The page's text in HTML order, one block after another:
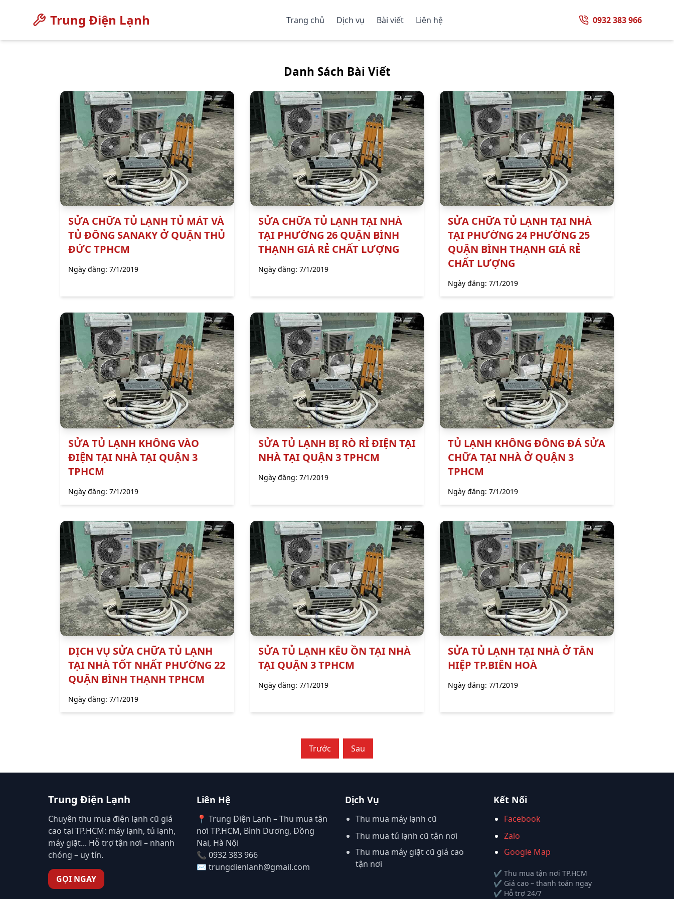
Trung Điện Lạnh Trang chủ Dịch vụ Bài viết Liên hệ 0932 383 966
Danh Sách Bài Viết
SỬA CHỮA TỦ LẠNH TỦ MÁT VÀ
TỦ ĐÔNG SANAKY Ở QUẬN THỦ
ĐỨC TPHCM
Ngày đăng: 7/1/2019
SỬA CHỮA TỦ LẠNH TẠI NHÀ
TẠI PHƯỜNG 26 QUẬN BÌNH
THẠNH GIÁ RẺ CHẤT LƯỢNG
Ngày đăng: 7/1/2019
SỬA CHỮA TỦ LẠNH TẠI NHÀ
TẠI PHƯỜNG 24 PHƯỜNG 25
QUẬN BÌNH THẠNH GIÁ RẺ
CHẤT LƯỢNG
Ngày đăng:7/1/2019
SỬA TỦ LẠNH KHÔNG VÀO
ĐIỆN TẠI NHÀ TẠI QUẬN 3
TPHCM
Ngày đăng: 7/1/2019
SỬA TỦ LẠNH BỊ RÒ RỈ ĐIỆN TẠI
NHÀ TẠI QUẬN 3 TPHCM
Ngày đăng: 7/1/2019
TỦ LẠNH KHÔNG ĐÔNG ĐÁ SỬA
CHỮA TẠI NHÀ Ở QUẬN 3
TPHCM
Ngày đăng:7/1/2019
DỊCH VỤ SỬA CHỮA TỦ LẠNH
TẠI NHÀ TỐT NHẤT PHƯỜNG 22
QUẬN BÌNH THẠNH TPHCM
Ngày đăng: 7/1/2019
SỬA TỦ LẠNH KÊU ỒN TẠI NHÀ
TẠI QUẬN 3 TPHCM
Ngày đăng: 7/1/2019
SỬA TỦ LẠNH TẠI NHÀ Ở TÂN
HIỆP TP.BIÊN HOÀ
Ngày đăng:7/1/2019
Trước Sau
Trung Điện Lạnh
Chuyên thu mua điện lạnh cũ giá
cao tại TP.HCM: máy lạnh, tủ lạnh,
máy giặt... Hỗ trợ tận nơi – nhanh
chóng – uy tín.
GỌI NGAY
Liên Hệ
📍 Trung Điện Lạnh – Thu mua tận
nơi TP.HCM, Bình Dương, Đồng
Nai, Hà Nội
📞 0932 383 966
✉️ trungdienlanh@gmail.com
Dịch Vụ
Thu mua máy lạnh cũ
Thu mua tủ lạnh cũ tận nơi
Thu mua máy giặt cũ giá cao
tận nơi
Kết Nối
Facebook
Zalo
Google Map
✔ Thu mua tận nơi TP.HCM
✔ Giá cao – thanh toán ngay
✔ Hỗ trợ 24/7